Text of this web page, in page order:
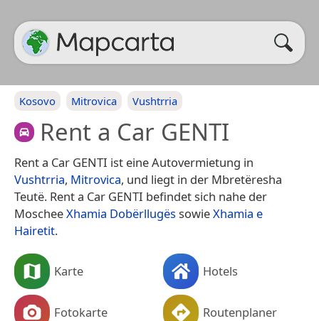
Kosovo Mitrovica Vushtrria
Rent a Car GENTI
Rent a Car GENTI ist eine Autovermietung in
Vushtrria, Mitrovica, und liegt in der Mbretëresha
Teutë. Rent a Car GENTI befindet sich nahe der
MoscheeXhamia DobërllugëssowieXhamia e
Hairetit.
Karte Hotels
Fotokarte Routenplaner